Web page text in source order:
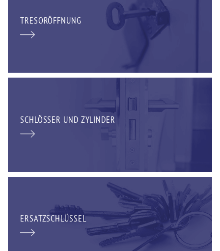
TRESORÖFFNUNG
SCHLÖSSER UND ZYLINDER
ERSATZSCHLÜSSEL